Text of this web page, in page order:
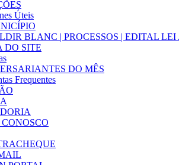
Úteis
BLANC | PROCESSOS | EDITAL
DO SITE
DO MÊS
Frequentes